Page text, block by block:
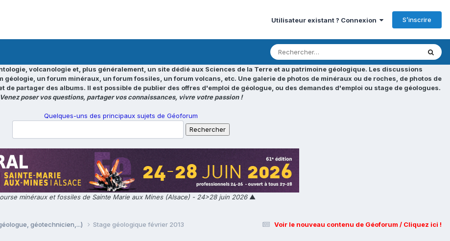
Utilisateur existant ? Connexion S’inscrire
volcanologie et, plus généralement, un site dédié aux Sciences de la Terre et au patrimoine géologique. Les discussions
un forum minéraux, un forum fossiles, un forum volcans, etc. Une galerie de photos de minéraux ou de roches, de photos de
partager des albums. Il est possible de publier des offres d'emploi de géologue, ou des demandes d'emploi ou stage de géologues.
Venez poser vos questions, partager vos connaissances, vivre votre passion !
Quelques-uns des principaux sujets de Géoforum
minéraux et fossiles de Sainte Marie aux Mines (Alsace) - 24>28 juin 2026▲
Voir le nouveau contenu de Géoforum / Cliquez ici !
géotechnicien,...) Stage géologique février 2013